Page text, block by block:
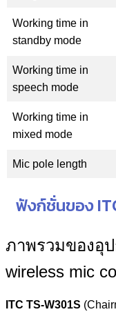
Working time in
standby mode
Working time in
speech mode
Working time in
mixed mode
Mic pole length
ฟังก์ชั่นของ
ภาพรวมของอุ
wireless mic
ITC TS-W301S